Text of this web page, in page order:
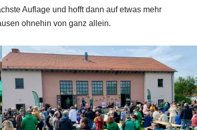
Auflage und hofft dann auf etwas mehr
ohnehin von ganz allein.